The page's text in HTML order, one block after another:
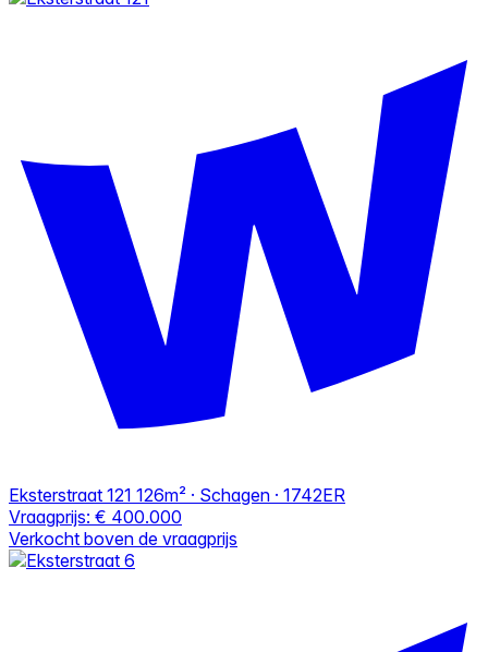
Eksterstraat 121 126m² · Schagen · 1742ER
Vraagprijs: € 400.000
Verkocht boven de vraagprijs